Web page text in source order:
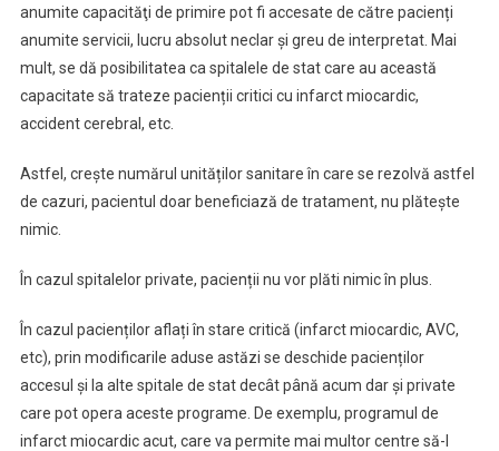
anumite capacităţi de primire pot fi accesate de către pacienți
anumite servicii, lucru absolut neclar şi greu de interpretat. Mai
mult, se dă posibilitatea ca spitalele de stat care au această
capacitate să trateze pacienții critici cu infarct miocardic,
accident cerebral, etc.
Astfel, crește numărul unităților sanitare în care se rezolvă astfel
de cazuri, pacientul doar beneficiază de tratament, nu plătește
nimic.
În cazul spitalelor private, pacienții nu vor plăti nimic în plus.
În cazul pacienților aflați în stare critică (infarct miocardic, AVC,
etc), prin modificarile aduse astăzi se deschide pacienților
accesul și la alte spitale de stat decât până acum dar și private
care pot opera aceste programe. De exemplu, programul de
infarct miocardic acut, care va permite mai multor centre să-l